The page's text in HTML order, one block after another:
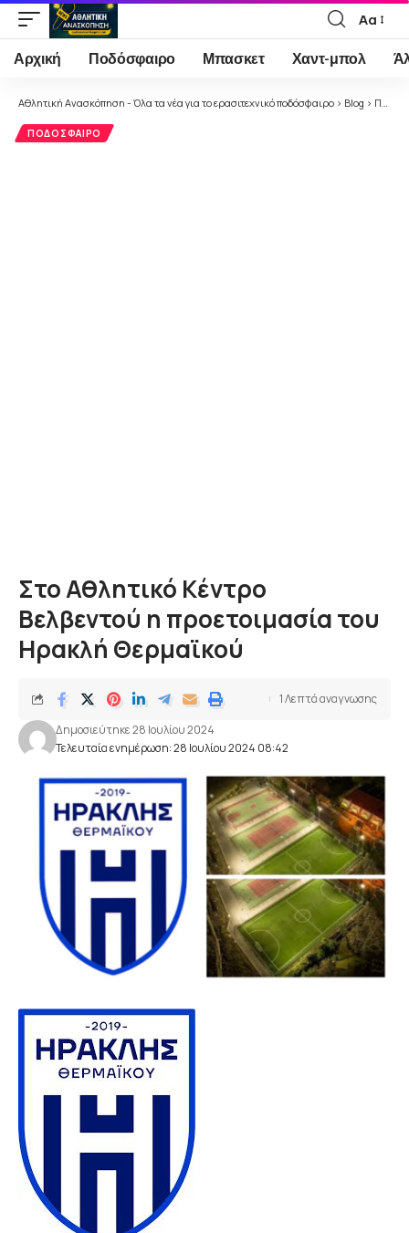
Font
Resizer
Αα
Αρχική Ποδόσφαιρο Μπασκετ Χαντ-μπολ
Αθλητική Ανασκόπηση - Όλα τα νέα για το ερασιτεχνικό ποδόσφαιρο > Blog > Ποδόσφαιρο
ΠΟΔΌΣΦΑΙΡΟ
Στο Αθλητικό Κέντρο
Βελβεντού η προετοιμασία του
Ηρακλή Θερμαϊκού
Τελευταία ενημέρωση: 28 Ιουλίου 2024 08:42
Δημοσιεύτηκε 28 Ιουλίου 2024
1 Λεπτά αναγνωσης